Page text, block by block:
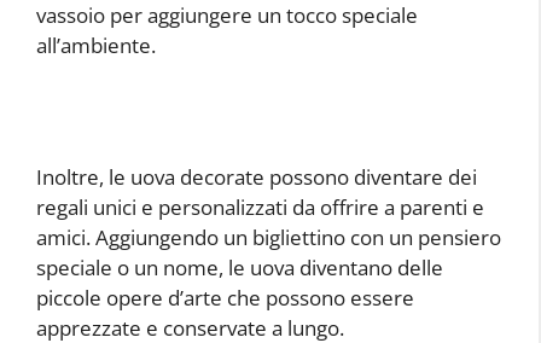
vassoio per aggiungere un tocco speciale
all’ambiente.
Inoltre, le uova decorate possono diventare dei
regali unici e personalizzati da offrire a parenti e
amici. Aggiungendo un bigliettino con un pensiero
speciale o un nome, le uova diventano delle
piccole opere d’arte che possono essere
apprezzate e conservate a lungo.